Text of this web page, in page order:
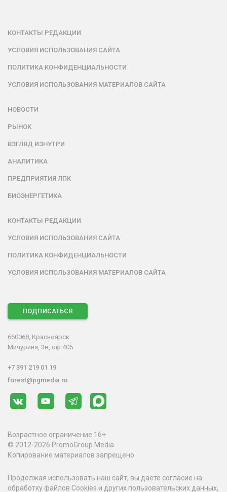
КОНТАКТЫ РЕДАКЦИИ
УСЛОВИЯ ИСПОЛЬЗОВАНИЯ САЙТА
ПОЛИТИКА КОНФИДЕНЦИАЛЬНОСТИ
УСЛОВИЯ ИСПОЛЬЗОВАНИЯ МАТЕРИАЛОВ САЙТА
НОВОСТИ
РЫНОК
ВЗГЛЯД ИЗНУТРИ
АНАЛИТИКА
ПРЕДПРИЯТИЯ ЛПК
БИОЭНЕРГЕТИКА
КОНТАКТЫ РЕДАКЦИИ
УСЛОВИЯ ИСПОЛЬЗОВАНИЯ САЙТА
ПОЛИТИКА КОНФИДЕНЦИАЛЬНОСТИ
УСЛОВИЯ ИСПОЛЬЗОВАНИЯ МАТЕРИАЛОВ САЙТА
ПОДПИСАТЬСЯ
660068, Красноярск
Мичурина, 3в, оф.405
+7 391 219 01 19
forest@pgmedia.ru
Возрастное ограничение 16+
© 2012-2026 PromoGroup Media
Копирование материалов запрещено.
Продолжая использовать наш сайт, вы даете согласие на
обработку файлов Cookies и других пользовательских данных,